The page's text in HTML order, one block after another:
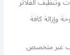
وإزالة كافة
عبر متخصص